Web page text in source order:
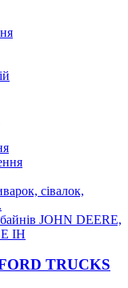
сівалок,
JOHN DEERE,
IH
TRUCKS